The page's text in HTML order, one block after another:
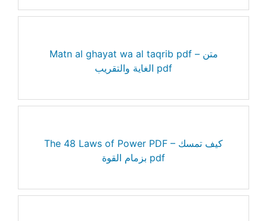
Matn al ghayat wa al taqrib pdf – متن
الغاية والتقريب pdf
The 48 Laws of Power PDF – كيف تمسك
بزمام القوة pdf